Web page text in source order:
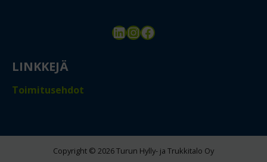
LinkedIn
Instagram
Facebook
LINKKEJÄ
Toimitusehdot
Copyright © 2026 Turun Hylly- ja Trukkitalo Oy